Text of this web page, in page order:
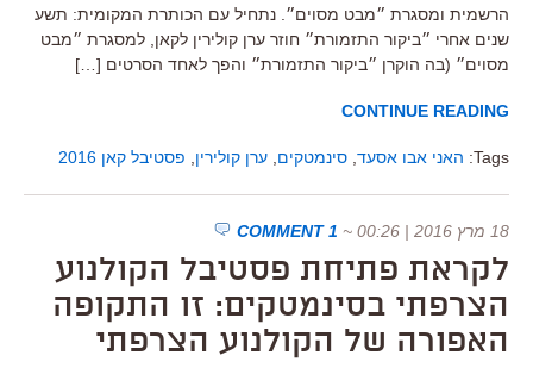
הרשמית ומסגרת ״מבט מסוים״. נתחיל עם הכותרת המקומית: תשע
שנים אחרי ״ביקור התזמורת״ חוזר ערן קולירין לקאן, למסגרת ״מבט
מסוים״ (בה הוקרן ״ביקור התזמורת״ והפך לאחד הסרטים […]
CONTINUE READING
Tags: האני אבו אסעד סינמטקים ערן קולירין פסטיבל קאן 2016
18 מרץ 2016 | 00:26 ~
1 COMMENT
לקראת פתיחת פסטיבל הקולנוע
הצרפתי בסינמטקים: זו התקופה
האפורה של הקולנוע הצרפתי